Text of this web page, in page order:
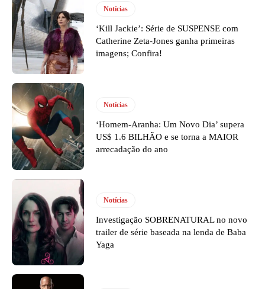
Notícias
‘Kill Jackie’: Série de SUSPENSE com
Catherine Zeta-Jones ganha primeiras
imagens; Confira!
Notícias
‘Homem-Aranha: Um Novo Dia’ supera
US$ 1.6 BILHÃO e se torna a MAIOR
arrecadação do ano
Notícias
Investigação SOBRENATURAL no novo
trailer de série baseada na lenda de Baba
Yaga